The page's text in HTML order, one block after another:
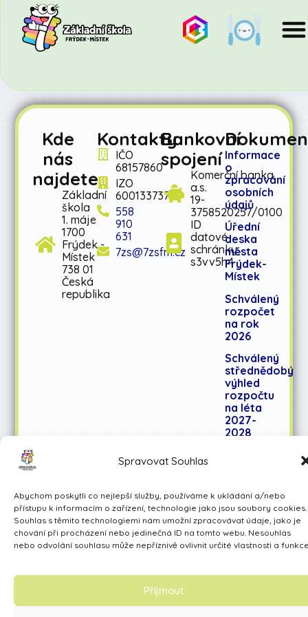
Spravovat Souhlas
Abychom poskytli co nejlepší služby, používáme k ukládání a/nebo
přístupu k informacím o zařízení, technologie jako jsou soubory cookies.
Souhlas s těmito technologiemi nám umožní zpracovávat údaje, jako je
chování při procházení nebo jedinečná ID na tomto webu. Nesouhlas
nebo odvolání souhlasu může nepříznivě ovlivnit určité vlastnosti a
Příjmout
Kde
nás
najdete
Základní
škola
1. máje
1700
Frýdek -
Místek
738 01
Česká
republika
Kontakty
IČO
68157860
IZO
600133737
558
910
631
7zs@7zsfm.cz
Bankovní
spojení
Komerční banka
a.s.
19-
3758520257/0100
ID
datové
schránky:
s3vv5h4
Informace
o
zpracování
osobních
údajů
Úřední
deska
města
Frýdek-
Místek
Schválený
rozpočet
na rok
2026
Schválený
střednědobý
výhled
rozpočtu
na léta
2027-
2028
Made by Avarita